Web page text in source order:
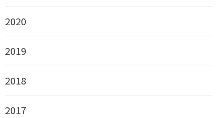
2020
2019
2018
2017